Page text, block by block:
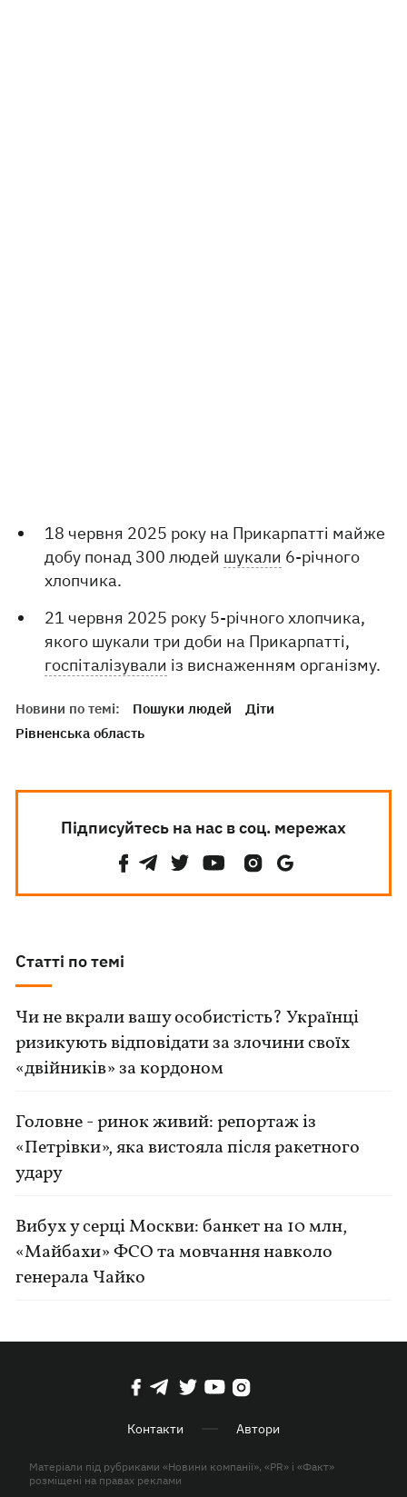
18 червня 2025 року на Прикарпатті майже
добу понад 300 людей шукали 6-річного
хлопчика.
21 червня 2025 року 5-річного хлопчика,
якого шукали три доби на Прикарпатті,
госпіталізували із виснаженням організму.
Новини по темі: Пошуки людей
Діти
Рівненська область
Підписуйтесь на нас в соц. мережах
Статті по темі
Чи не вкрали вашу особистість? Українці
ризикують відповідати за злочини своїх
«двійників» за кордоном
Головне - ринок живий: репортаж із
«Петрівки», яка вистояла після ракетного
удару
Вибух у серці Москви: банкет на 10 млн,
«Майбахи» ФСО та мовчання навколо
генерала Чайко
Контакти Автори
Матеріали під рубриками «Новини компанії», «PR» і «Факт»
розміщені на правах реклами